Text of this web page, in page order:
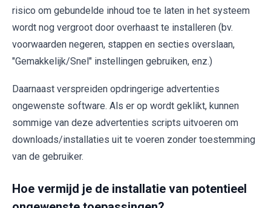
risico om gebundelde inhoud toe te laten in het systeem
wordt nog vergroot door overhaast te installeren (bv.
voorwaarden negeren, stappen en secties overslaan,
"Gemakkelijk/Snel" instellingen gebruiken, enz.)
Daarnaast verspreiden opdringerige advertenties
ongewenste software. Als er op wordt geklikt, kunnen
sommige van deze advertenties scripts uitvoeren om
downloads/installaties uit te voeren zonder toestemming
van de gebruiker.
Hoe vermijd je de installatie van potentieel